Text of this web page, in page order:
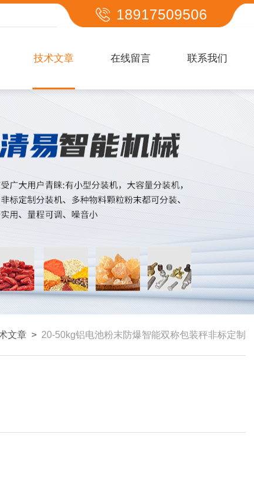
18917509506
技术文章 在线留言 联系我们
文章 > 20-50kg铝电池粉末防爆智能双称包装秤非标定制